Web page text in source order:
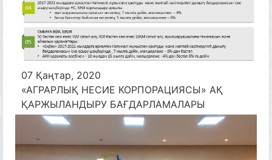
07 Қаңтар, 2020
«АГРАРЛЫҚ НЕСИЕ КОРПОРАЦИЯСЫ» АҚ
ҚАРЖЫЛАНДЫРУ БАҒДАРЛАМАЛАРЫ